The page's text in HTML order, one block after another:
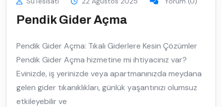
Pendik Gider Açma
Pendik Gider Açma: Tıkalı Giderlere Kesin Çözümler
Pendik Gider Açma hizmetine mi ihtiyacınız var?
Evinizde, iş yerinizde veya apartmanınızda meydana
gelen gider tıkanıklıkları, günlük yaşantınızı olumsuz
etkileyebilir ve